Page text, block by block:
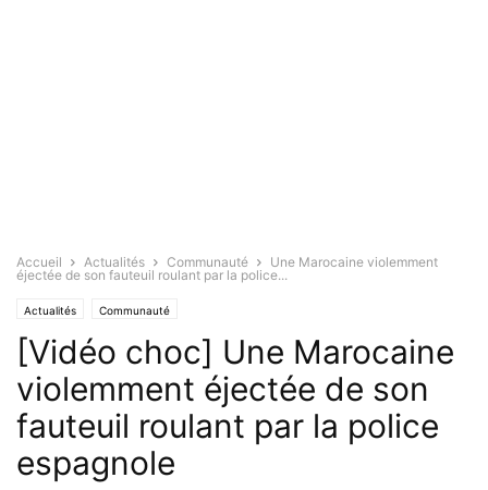
Accueil Actualités Communauté
Une Marocaine violemment
éjectée de son fauteuil roulant par la police...
Actualités Communauté
[Vidéo choc] Une Marocaine
violemment éjectée de son
fauteuil roulant par la police
espagnole